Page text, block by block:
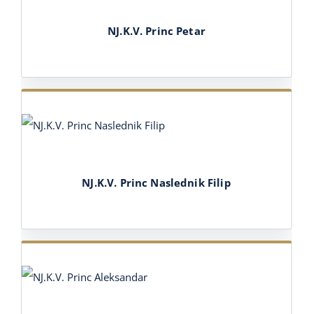
NJ.K.V. Princ Petar
NJ.K.V. Princ Naslednik Filip